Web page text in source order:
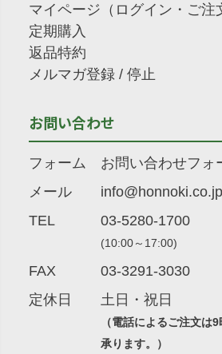
マイページ（ログイン・ご注
定期購入
返品特約
メルマガ登録 / 停止
お問い合わせ
フォーム
お問い合わせフォ
メール
info@honnoki.co.jp
TEL
03-5280-1700
(10:00～17:00)
FAX
03-3291-3030
定休日
土日・祝日
（電話によるご注文
承ります。）